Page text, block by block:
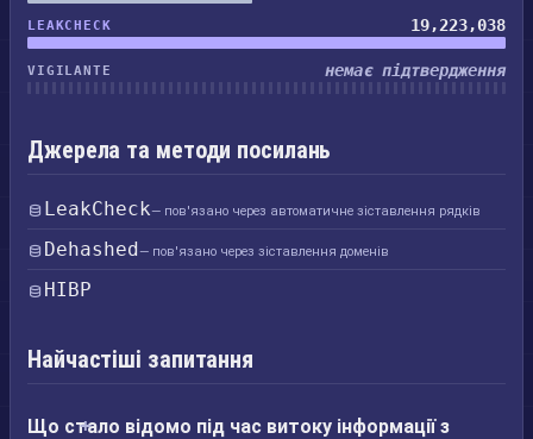
LEAKCHECK 19,223,038
VIGILANTE немає підтвердження
Джерела та методи посилань
LeakCheck— пов'язано через автоматичне зіставлення рядків
Dehashed— пов'язано через зіставлення доменів
HIBP
Найчастіші запитання
Що стало відомо під час витоку інформації з